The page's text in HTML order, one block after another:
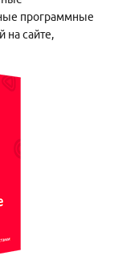
программные
сайте,